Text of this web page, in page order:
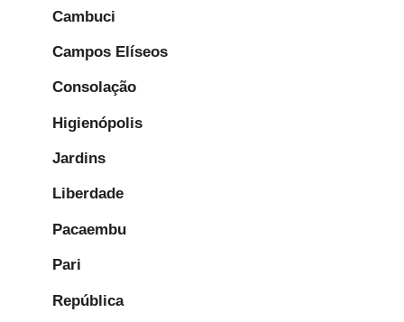
Cambuci
Campos Elíseos
Consolação
Higienópolis
Jardins
Liberdade
Pacaembu
Pari
República